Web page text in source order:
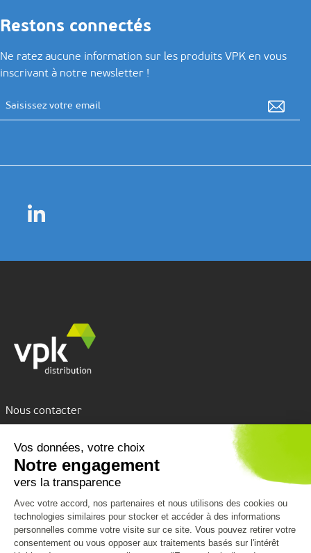
Restons connectés
Ne ratez aucune information sur les produits VPK en vous
inscrivant à notre newsletter !
Nous contacter
Nous découvrir
Nous connaître
VPK Group
Nos services